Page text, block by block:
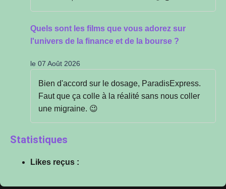
Quels sont les films que vous adorez sur
l'univers de la finance et de la bourse ?
le 07 Août 2026
Bien d'accord sur le dosage, ParadisExpress.
Faut que ça colle à la réalité sans nous coller
une migraine. 😉
Statistiques
Likes reçus :